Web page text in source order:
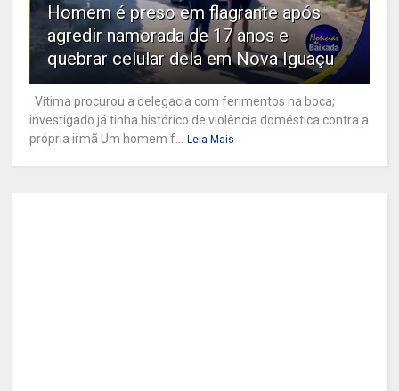
Homem é preso em flagrante após
agredir namorada de 17 anos e
quebrar celular dela em Nova Iguaçu
Vítima procurou a delegacia com ferimentos na boca;
investigado já tinha histórico de violência doméstica contra a
própria irmã Um homem f...
Leia Mais